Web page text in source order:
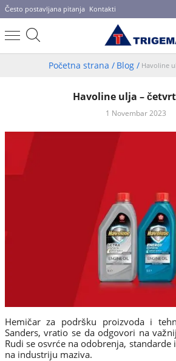
Često postavljana pitanja Kontakti
Početna strana / Blog / Havoline
Havoline ulja –
1 Novembar 2023
Hemičar za podršku proizvoda i
Sanders, vratio se da odgovori na
Rudi se osvrće na odobrenja,
na industriju maziva.